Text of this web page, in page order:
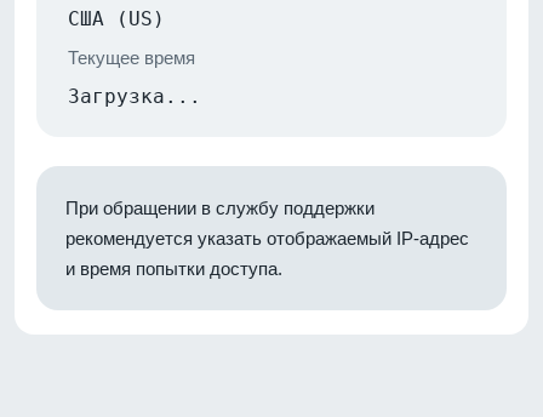
США (US)
Текущее время
Загрузка...
При обращении в службу поддержки
рекомендуется указать отображаемый IP-адрес
и время попытки доступа.